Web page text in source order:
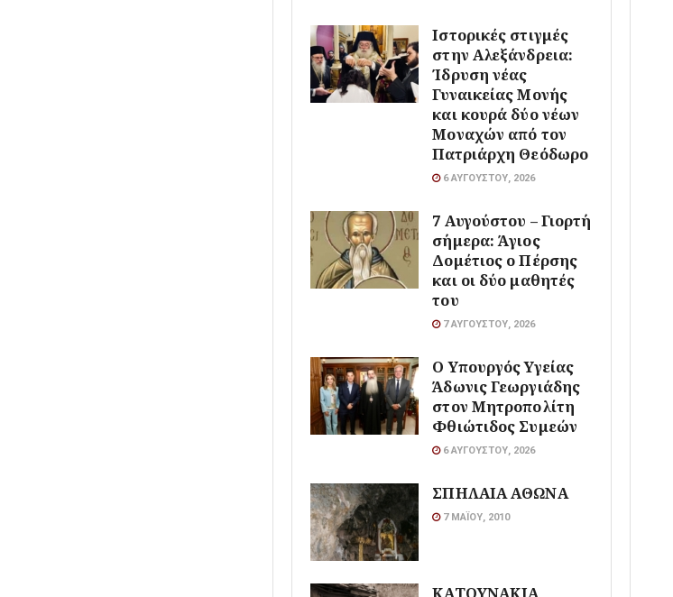
Ιστορικές στιγμές
στην Αλεξάνδρεια:
Ίδρυση νέας
Γυναικείας Μονής
και κουρά δύο νέων
Μοναχών από τον
Πατριάρχη Θεόδωρο
6 ΑΥΓΟΎΣΤΟΥ, 2026
7 Αυγούστου – Γιορτή
σήμερα: Άγιος
Δομέτιος ο Πέρσης
και οι δύο μαθητές
του
7 ΑΥΓΟΎΣΤΟΥ, 2026
O Υπουργός Υγείας
Άδωνις Γεωργιάδης
στον Μητροπολίτη
Φθιώτιδος Συμεών
6 ΑΥΓΟΎΣΤΟΥ, 2026
ΣΠΗΛΑΙΑ ΑΘΩΝΑ
7 ΜΑΪ́ΟΥ, 2010